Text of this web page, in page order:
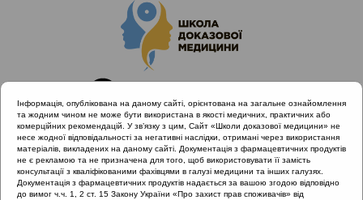
Головна
Проведені заходи
Раціональне лікування vs. Раціональна АБ терапія (Львів,
Інформація, опублікована на даному сайті, орієнтована на загальне ознайомлення
та жодним чином не може бути використана в якості медичних, практичних або
комерційних рекомендацій. У зв’язку з цим, Сайт «Школи доказової медицини» не
несе жодної відповідальності за негативні наслідки, отримані через використання
матеріалів, викладених на даному сайті. Документація з фармацевтичних продуктів
не є рекламою та не призначена для того, щоб використовувати її замість
консультації з кваліфікованими фахівцями в галузі медицини та інших галузях.
Документація з фармацевтичних продуктів надається за вашою згодою відповідно
до вимог ч.ч. 1, 2 ст. 15 Закону України «Про захист прав споживачів» від